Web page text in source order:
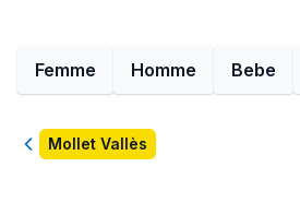
Femme Homme Bebe
RetourMollet Vallès